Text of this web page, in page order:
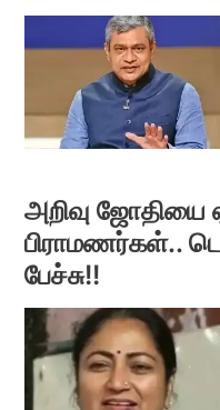
அறிவு ஜோதியை
பிராமணர்கள்..
பேச்சு!!